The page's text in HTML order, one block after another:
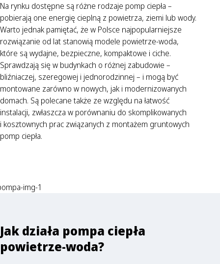
Na rynku dostępne są różne rodzaje pomp ciepła –
pobierają one energię cieplną z powietrza, ziemi lub wody.
Warto jednak pamiętać, że w Polsce najpopularniejsze
rozwiązanie od lat stanowią modele powietrze-woda,
które są wydajne, bezpieczne, kompaktowe i ciche.
Sprawdzają się w budynkach o różnej zabudowie –
bliźniaczej, szeregowej i jednorodzinnej – i mogą być
montowane zarówno w nowych, jak i modernizowanych
domach. Są polecane także ze względu na łatwość
instalacji, zwłaszcza w porównaniu do skomplikowanych
i kosztownych prac związanych z montażem gruntowych
pomp ciepła.
Jak działa pompa ciepła
powietrze-woda?